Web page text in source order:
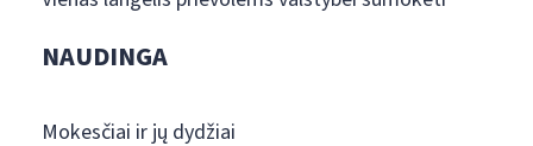
NAUDINGA
Mokesčiai ir jų dydžiai